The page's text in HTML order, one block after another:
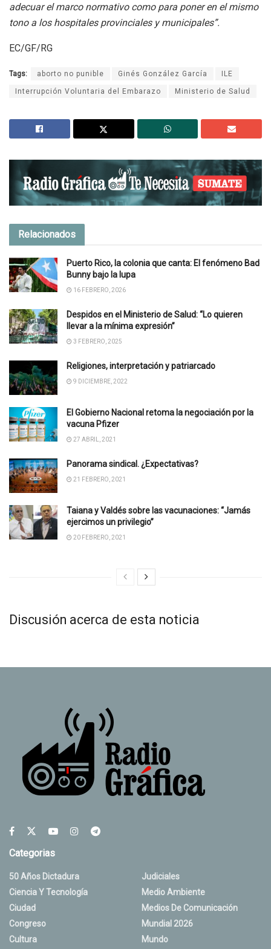
adecuar el marco normativo como para poner en el mismo
tono a los hospitales provinciales y municipales”.
EC/GF/RG
Tags: aborto no punible Ginés González García ILE
Interrupción Voluntaria del Embarazo Ministerio de Salud
Relacionados
Puerto Rico, la colonia que canta: El fenómeno Bad
Bunny bajo la lupa
16 FEBRERO, 2026
Despidos en el Ministerio de Salud: “Lo quieren
llevar a la mínima expresión”
3 FEBRERO, 2025
Religiones, interpretación y patriarcado
9 DICIEMBRE, 2022
El Gobierno Nacional retoma la negociación por la
vacuna Pfizer
27 ABRIL, 2021
Panorama sindical. ¿Expectativas?
21 FEBRERO, 2021
Taiana y Valdés sobre las vacunaciones: “Jamás
ejercimos un privilegio”
20 FEBRERO, 2021
Discusión acerca de esta noticia
Categorias
50 Años Dictadura
Ciencia Y Tecnología
Ciudad
Congreso
Cultura
Judiciales
Medio Ambiente
Medios De Comunicación
Mundial 2026
Mundo